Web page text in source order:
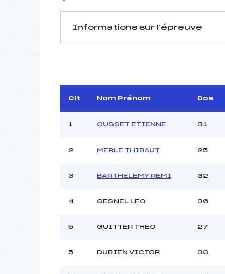
Informations sur l’épreuve
Arbitre :
Assistant :
MANCHE 1
Heure de départ :
Ouvreurs A :
Ouvreurs C :
Clt Nom Prénom Dos
1 CUSSET ETIENNE 31
2 MERLE THIBAUT 25
3 BARTHELEMY REMI 32
4 GESNEL LEO 36
5 GUITTER THEO 27
5 DUBIEN VICTOR 30